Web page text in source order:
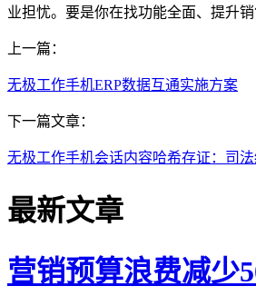
业担忧。要是你在找功能全面、提升
上一篇：
无极工作手机ERP数据互通实施方案
下一篇文章：
无极工作手机会话内容哈希存证：司
最新文章
营销预算浪费减少